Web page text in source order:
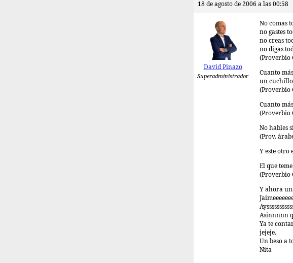
18 de agosto de 2006 a las 00:58
David Pinazo
Superadministrador
No comas
no gastes
no creas
no digas
(Proverbio
Cuanto
un cuchillo
(Proverbio
Cuanto
(Proverbio
No hables
(Prov.
Y este otro
El que
(Proverbio
Y ahora
Asinnnnn
Ya te
jejeje.
Un beso a
Nita